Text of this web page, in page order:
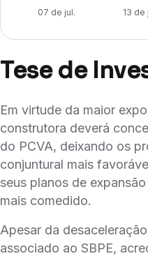
07 de jul. 13 de
Tese de
Em virtude da maior
construtora deverá
do PCVA, deixando os
conjuntural mais
seus planos de
mais comedido.
Apesar da
associado ao SBPE,